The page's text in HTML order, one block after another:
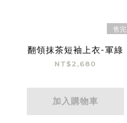
售完
翻領抹茶短袖上衣-軍綠
NT$2,680
加入購物車